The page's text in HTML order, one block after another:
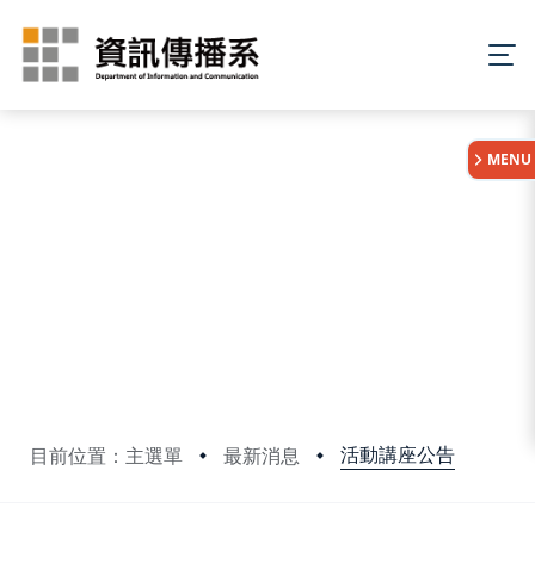
目前位置：主選單 最新消息 活動講座公告
MENU